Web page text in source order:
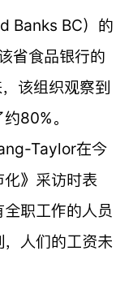
Banks BC）的
省食品银行的
该组织观察到
80%。
Taylor在今
》采访时表
职工作的人员
人们的工资未